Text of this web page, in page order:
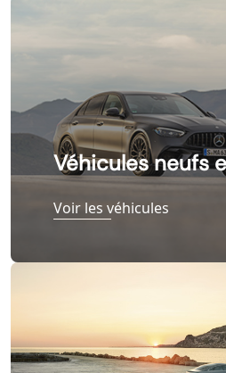
Véhicules neufs
Voir les véhicules